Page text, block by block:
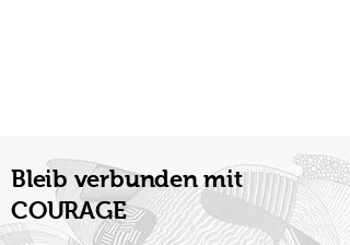
Bleib verbunden mit
COURAGE